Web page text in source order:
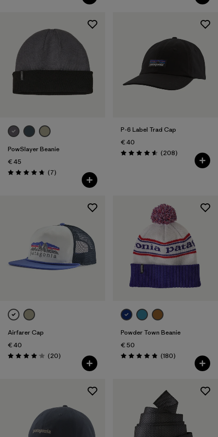
PowSlayer Beanie
€ 45
Valutazione: 4.7 / 5
(7Recensioni
)
P-6 Label Trad Cap
€ 40
Valutazione: 4.6 / 5
(208Recensioni
)
Airfarer Cap
€ 40
Valutazione: 4.1 / 5
(20Recensioni
)
Powder Town Beanie
€ 50
Valutazione: 4.9 / 5
(180Recensioni
)